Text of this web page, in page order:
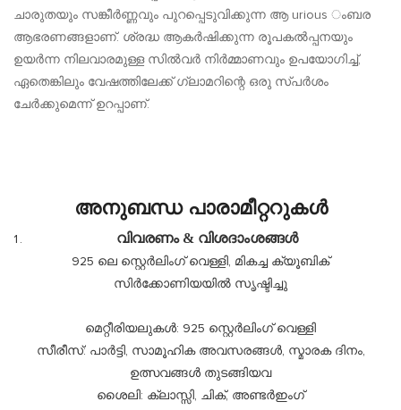
ചാരുതയും സങ്കീർണ്ണവും പുറപ്പെടുവിക്കുന്ന ആ urious ംബര
ആഭരണങ്ങളാണ്. ശ്രദ്ധ ആകർഷിക്കുന്ന രൂപകൽപ്പനയും
ഉയർന്ന നിലവാരമുള്ള സിൽവർ നിർമ്മാണവും ഉപയോഗിച്ച്,
ഏതെങ്കിലും വേഷത്തിലേക്ക് ഗ്ലാമറിന്റെ ഒരു സ്പർശം
ചേർക്കുമെന്ന് ഉറപ്പാണ്.
അനുബന്ധ പാരാമീറ്ററുകൾ
വിവരണം & വിശദാംശങ്ങൾ
925 ലെ സ്റ്റെർലിംഗ് വെള്ളി, മികച്ച ക്യൂബിക്
സിർക്കോണിയയിൽ സൃഷ്ടിച്ചു
മെറ്റീരിയലുകൾ: 925 സ്റ്റെർലിംഗ് വെള്ളി
സീരീസ്: പാർട്ടി, സാമൂഹിക അവസരങ്ങൾ, സ്മാരക ദിനം,
ഉത്സവങ്ങൾ തുടങ്ങിയവ
ശൈലി: ക്ലാസ്സി, ചിക്, അണ്ടർഇംഗ്